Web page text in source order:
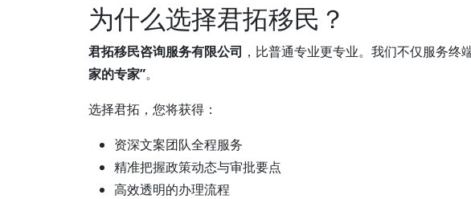
为什么选择君拓移民？
君拓移民咨询服务有限公司 ，比普通专业更专业。我们不仅服务
家的专家”。
选择君拓，您将获得：
资深文案团队全程服务
精准把握政策动态与审批要点
高效透明的办理流程